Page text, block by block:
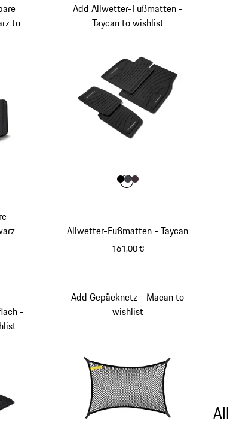
to
Allwetter-Fußmatten - Taycan
161,00 €
Add Allwetter-Fußmatten -
Taycan to wishlist
Farbe
Farbe
FarbeFarbe
-
Add Gepäcknetz - Macan to
wishlist